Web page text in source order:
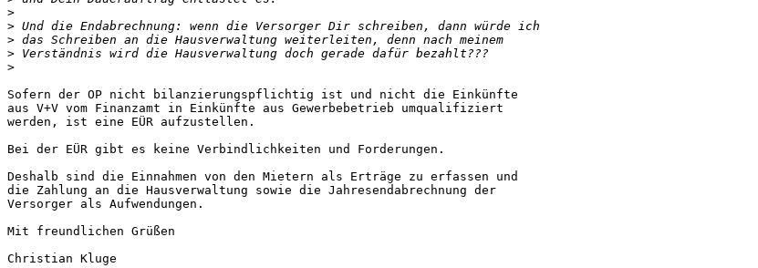
>
>
>
>
>
Sofern der OP nicht bilanzierungspflichtig ist und nicht die Einkünfte
aus V+V vom Finanzamt in Einkünfte aus Gewerbebetrieb umqualifiziert
werden, ist eine EÜR aufzustellen.
Bei der EÜR gibt es keine Verbindlichkeiten und Forderungen.
Deshalb sind die Einnahmen von den Mietern als Erträge zu erfassen und
die Zahlung an die Hausverwaltung sowie die Jahresendabrechnung der
Versorger als Aufwendungen.
Mit freundlichen Grüßen
Christian Kluge